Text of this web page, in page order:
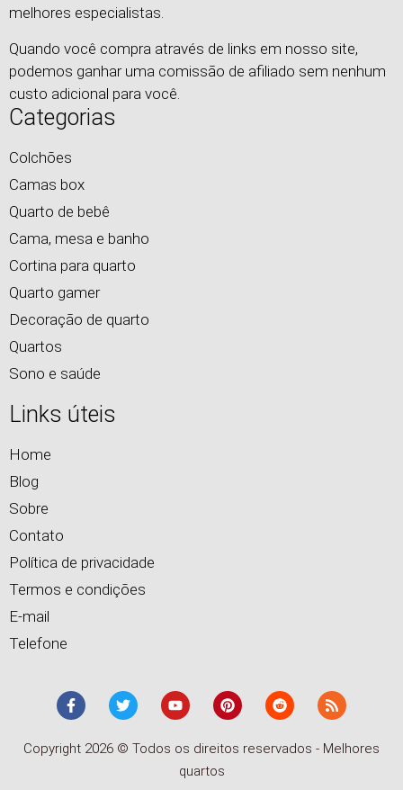
melhores especialistas.
Quando você compra através de links em nosso site,
podemos ganhar uma comissão de afiliado sem nenhum
custo adicional para você.
Categorias
Colchões
Camas box
Quarto de bebê
Cama, mesa e banho
Cortina para quarto
Quarto gamer
Decoração de quarto
Quartos
Sono e saúde
Links úteis
Home
Blog
Sobre
Contato
Política de privacidade
Termos e condições
E-mail
Telefone
Copyright 2026 © Todos os direitos reservados - Melhores
quartos